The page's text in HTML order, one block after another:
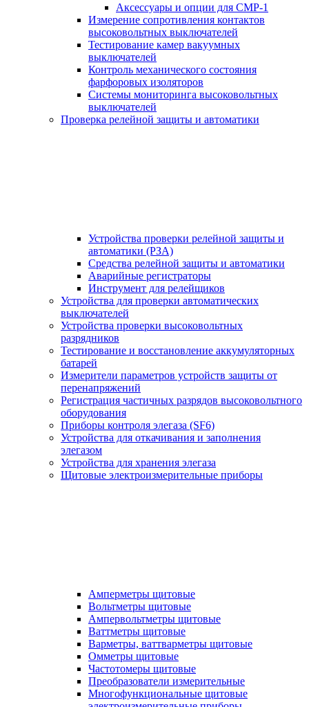
Аксессуары и опции для СМР-1
Измерение сопротивления контактов
высоковольтных выключателей
Тестирование камер вакуумных
выключателей
Контроль механического состояния
фарфоровых изоляторов
Системы мониторинга высоковольтных
выключателей
Проверка релейной защиты и автоматики
Устройства проверки релейной защиты и
автоматики (РЗА)
Средства релейной защиты и автоматики
Аварийные регистраторы
Инструмент для релейщиков
Устройства для проверки автоматических
выключателей
Устройства проверки высоковольтных
разрядников
Тестирование и восстановление аккумуляторных
батарей
Измерители параметров устройств защиты от
перенапряжений
Регистрация частичных разрядов высоковольтного
оборудования
Приборы контроля элегаза (SF6)
Устройства для откачивания и заполнения
элегазом
Устройства для хранения элегаза
Щитовые электроизмерительные приборы
Амперметры щитовые
Вольтметры щитовые
Ампервольтметры щитовые
Ваттметры щитовые
Варметры, ваттварметры щитовые
Омметры щитовые
Частотомеры щитовые
Преобразователи измерительные
Многофункциональные щитовые